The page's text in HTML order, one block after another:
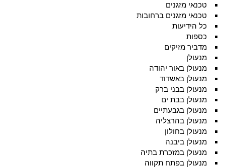
טכנאי מזגנים
טכנאי מזגנים ברחובות
כל הידיעות
כספות
מדביר מזיקים
מנעולן
מנעולן באור יהודה
מנעולן באשדוד
מנעולן בבני ברק
מנעולן בבת ים
מנעולן בגבעתיים
מנעולן בהרצליה
מנעולן בחולון
מנעולן ביבנה
מנעולן במזכרת בתיה
מנעולן בפתח תקווה